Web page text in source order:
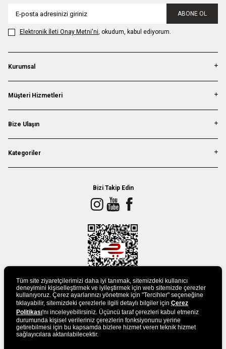
ABONE OL
Elektronik İleti Onay Metni'ni, okudum, kabul ediyorum.
Kurumsal
Müşteri Hizmetleri
Bize Ulaşın
Kategoriler
Bizi Takip Edin
UYGULAMAMIZI İNDİRİN
Tüm site ziyaretçilerimizi daha iyi tanımak, sitemizdeki kullanıcı
deneyimini kişiselleştirmek ve iyileştirmek için web sitemizde çerezler
kullanıyoruz. Çerez ayarlarınızı yönetmek için "Tercihler" seçeneğine
tıklayabilir, sitemizdeki çerezlerle ilgili detaylı bilgiler için Çerez
Politikası'nı inceleyebilirsiniz. Üçüncü taraf çerezleri kabul etmeniz
durumunda kişisel verileriniz çerezlerin fonksiyonunu yerine
getirebilmesi için bu kapsamda bizlere hizmet veren teknik hizmet
sağlayıcılara aktarılabilecektir.